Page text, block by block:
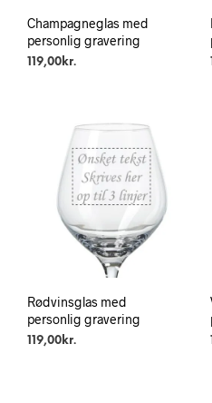
Champagneglas med
personlig gravering
119,00 kr.
Rødvinsglas med
personlig gravering
119,00 kr.